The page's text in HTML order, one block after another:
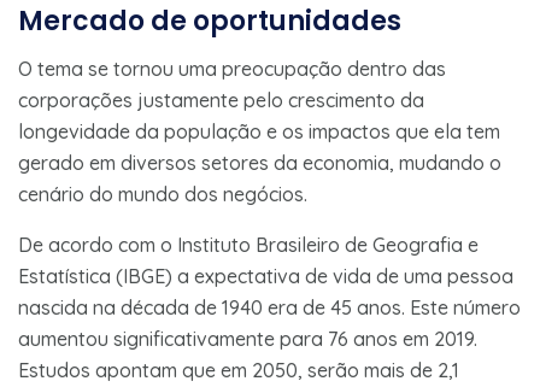
Mercado de oportunidades
O tema se tornou uma preocupação dentro das
corporações justamente pelo crescimento da
longevidade da população e os impactos que ela tem
gerado em diversos setores da economia, mudando o
cenário do mundo dos negócios.
De acordo com o Instituto Brasileiro de Geografia e
Estatística (IBGE) a expectativa de vida de uma pessoa
nascida na década de 1940 era de 45 anos. Este número
aumentou significativamente para 76 anos em 2019.
Estudos apontam que em 2050, serão mais de 2,1